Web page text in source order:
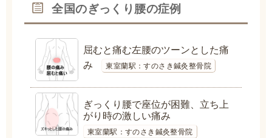
全国のぎっくり腰の症例
屈むと痛む左腰のツーンとした痛
み
東室蘭駅：すのさき鍼灸整骨院
ぎっくり腰で座位が困難、立ち上
がり時の激しい痛み
東室蘭駅：すのさき鍼灸整骨院